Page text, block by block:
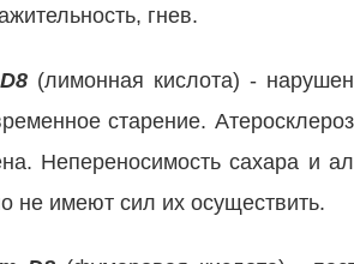
гнев.
(лимонная кислота) -
старение.
Непереносимость сахара и
не имеют сил их осуществить.